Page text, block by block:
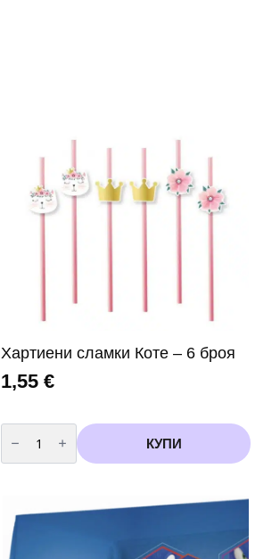
Хартиени сламки Коте – 6 броя
1,55€
количество
за
Хартиени
сламки
броя
КУПИ